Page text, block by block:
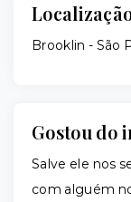
Brooklin - São
Gostou do
Salve ele nos
com alguém